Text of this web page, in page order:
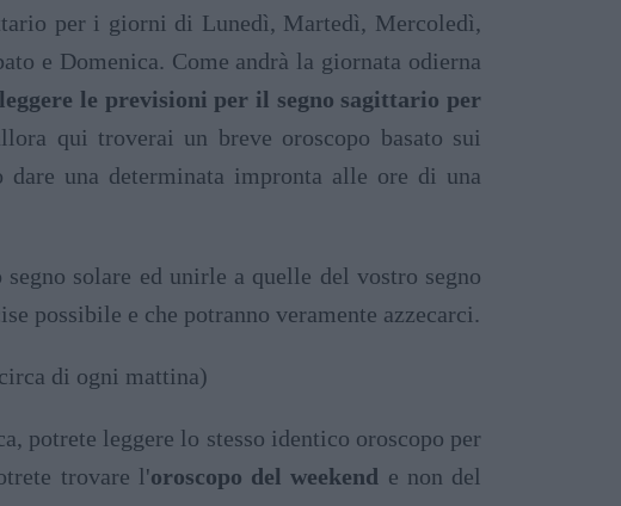
per i giorni di Lunedì, Martedì, Mercoledì,
e Domenica. Come andrà la giornata odierna
le previsioni per il segno sagittario per
qui troverai un breve oroscopo basato sui
dare una determinata impronta alle ore di una
solare ed unirle a quelle del vostro segno
possibile e che potranno veramente azzecarci.
di ogni mattina)
potrete leggere lo stesso identico oroscopo per
trovare l'oroscopo del weekend e non del